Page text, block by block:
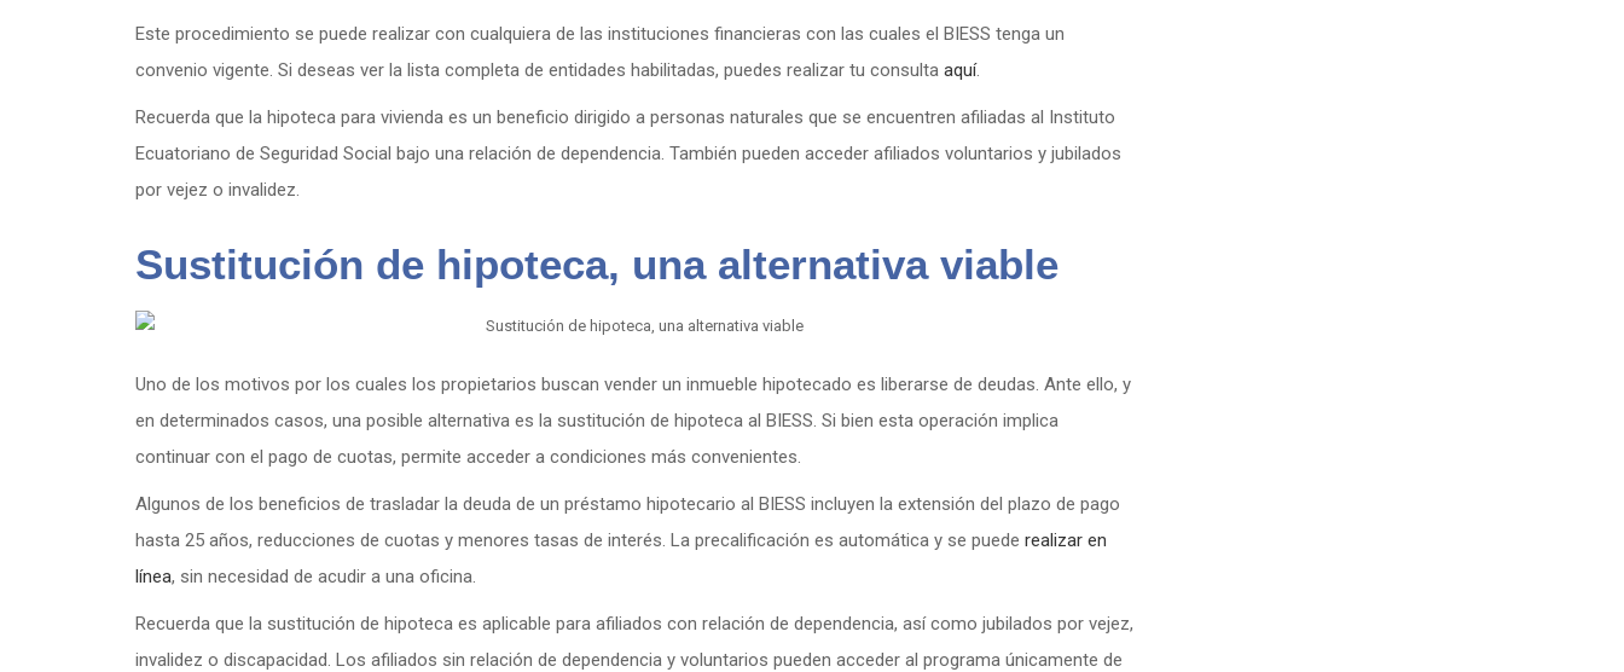
Este procedimiento se puede realizar con cualquiera de las instituciones financieras con las cuales el BIESS tenga un
convenio vigente. Si deseas ver la lista completa de entidades habilitadas, puedes realizar tu consulta aquí.
Recuerda que la hipoteca para vivienda es un beneficio dirigido a personas naturales que se encuentren afiliadas al Instituto
Ecuatoriano de Seguridad Social bajo una relación de dependencia. También pueden acceder afiliados voluntarios y jubilados
por vejez o invalidez.
Sustitución de hipoteca, una alternativa viable
Uno de los motivos por los cuales los propietarios buscan vender un inmueble hipotecado es liberarse de deudas. Ante ello, y
en determinados casos, una posible alternativa es la sustitución de hipoteca al BIESS. Si bien esta operación implica
continuar con el pago de cuotas, permite acceder a condiciones más convenientes.
Algunos de los beneficios de trasladar la deuda de un préstamo hipotecario al BIESS incluyen la extensión del plazo de pago
hasta 25 años, reducciones de cuotas y menores tasas de interés. La precalificación es automática y se puede realizar en
línea, sin necesidad de acudir a una oficina.
Recuerda que la sustitución de hipoteca es aplicable para afiliados con relación de dependencia, así como jubilados por vejez,
invalidez o discapacidad. Los afiliados sin relación de dependencia y voluntarios pueden acceder al programa únicamente de